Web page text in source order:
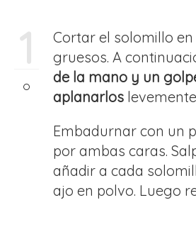
1
Cortar el solomillo
gruesos. A
de la mano y un
aplanarlos
Embadurnar con un
por ambas caras.
añadir a cada
ajo en polvo. Luego